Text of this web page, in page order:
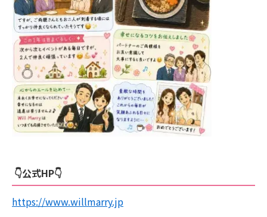
👇公式HP👇
https://www.willmarry.jp